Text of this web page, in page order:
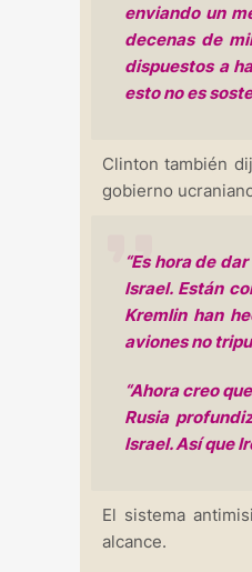
enviando un
decenas de
dispuestos a
esto no es
Clinton también
gobierno
“Es hora de
Israel. Están
Kremlin han
aviones no
“Ahora creo
Rusia
Israel. Así que
El sistema
alcance.